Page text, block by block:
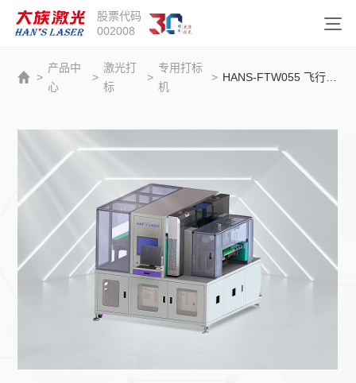
股票代码
002008
>
产品中
心
>
激光打
标
>
专用打标
机
>